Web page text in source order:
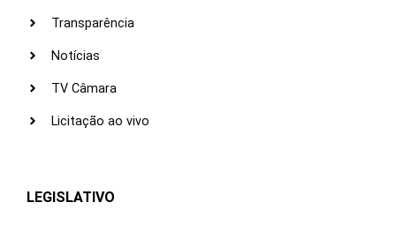
Transparência
Notícias
TV Câmara
Licitação ao vivo
LEGISLATIVO